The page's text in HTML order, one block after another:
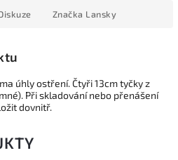
Značka Lansky
úhly ostření. Čtyři 13cm tyčky z
Při skladování nebo přenášení
dovnitř.